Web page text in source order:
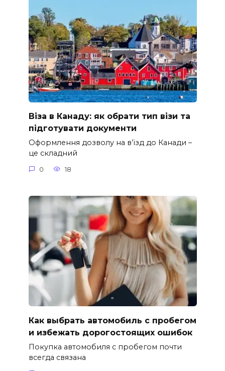
Віза в Канаду: як обрати тип візи та
підготувати документи
Оформлення дозволу на в’їзд до Канади –
це складний
0 18
Как выбрать автомобиль с пробегом
и избежать дорогостоящих ошибок
Покупка автомобиля с пробегом почти
всегда связана